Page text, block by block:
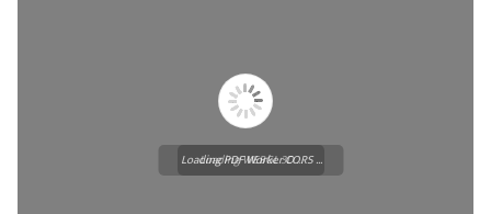
Loading WEBGL 3D ...
Loading PDF Worker CORS ...